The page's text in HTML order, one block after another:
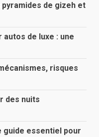
de gizeh et
de luxe : une
risques
des nuits
guide essentiel pour